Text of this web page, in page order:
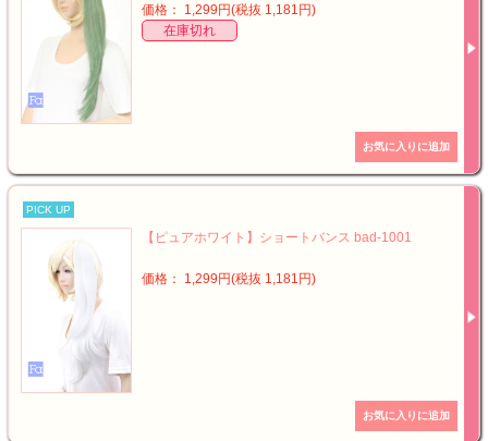
価格： 1,299円(税抜 1,181円)
在庫切れ
PICK UP
【ピュアホワイト】ショートバンス bad-1001
価格： 1,299円(税抜 1,181円)